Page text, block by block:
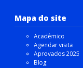
Mapa do site
Acadêmico
Agendar visita
Aprovados 2025
Blog